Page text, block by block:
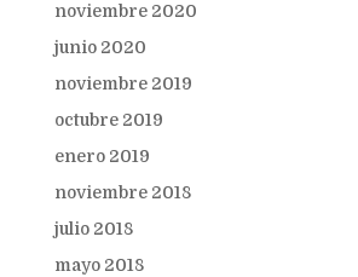
noviembre 2020
junio 2020
noviembre 2019
octubre 2019
enero 2019
noviembre 2018
julio 2018
mayo 2018